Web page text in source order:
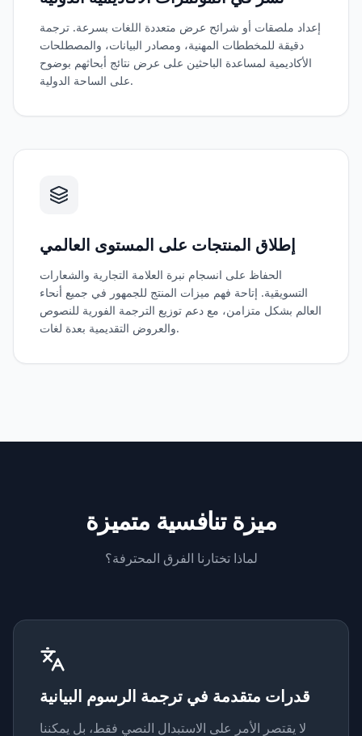
إعداد ملصقات أو شرائح عرض متعددة اللغات بسرعة. ترجمة
دقيقة للمخططات المهنية، ومصادر البيانات، والمصطلحات
الأكاديمية لمساعدة الباحثين على عرض نتائج أبحاثهم بوضوح
على الساحة الدولية.
إطلاق المنتجات على المستوى العالمي
الحفاظ على انسجام نبرة العلامة التجارية والشعارات
التسويقية. إتاحة فهم ميزات المنتج للجمهور في جميع أنحاء
العالم بشكل متزامن، مع دعم توزيع الترجمة الفورية للنصوص
والعروض التقديمية بعدة لغات.
ميزة تنافسية متميزة
لماذا تختارنا الفرق المحترفة؟
قدرات متقدمة في ترجمة الرسوم البيانية
لا يقتصر الأمر على الاستبدال النصي فقط، بل يمكننا